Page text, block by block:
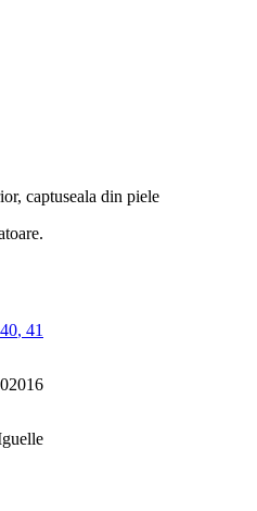
captuseala din piele
40, 41